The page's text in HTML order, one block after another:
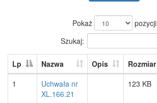
Pokaż
pozycji
Szukaj:
Lp Nazwa Opis Rozmiar
1
Uchwała nr
XL.166.21
123 KB